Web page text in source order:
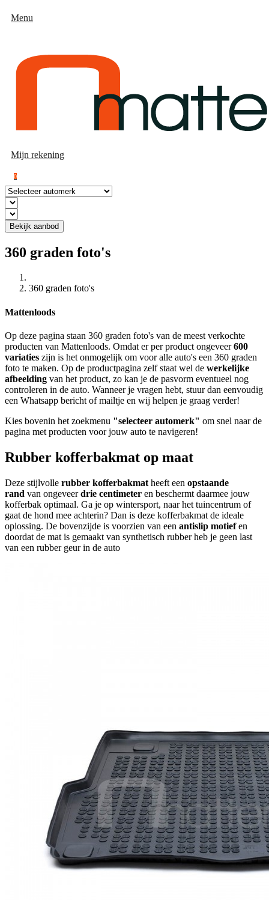
Menu
Mijn rekening
0
Bekijk aanbod
360 graden foto's
360 graden foto's
Mattenloods
Op deze pagina staan 360 graden foto's van de meest verkochte
producten van Mattenloods. Omdat er per product ongeveer600
variaties zijn is het onmogelijk om voor alle auto's een 360 graden
foto te maken. Op de productpagina zelf staat wel de werkelijke
afbeelding van het product, zo kan je de pasvorm eventueel nog
controleren in de auto. Wanneer je vragen hebt, stuur dan eenvoudig
een Whatsapp bericht of mailtje en wij helpen je graag verder!
Kies bovenin het zoekmenu "selecteer automerk" om snel naar de
pagina met producten voor jouw auto te navigeren!
Rubber kofferbakmat op maat
Deze stijlvolle rubber kofferbakmat heeft een opstaande
rand van ongeveerdrie centimeter en beschermt daarmee jouw
kofferbak optimaal. Ga je op wintersport, naar het tuincentrum of
gaat de hond mee achterin? Dan is deze kofferbakmat de ideale
oplossing. De bovenzijde is voorzien van een antislip motiefen
doordat de mat is gemaakt van synthetisch rubber heb je geen last
van een rubber geur in de auto